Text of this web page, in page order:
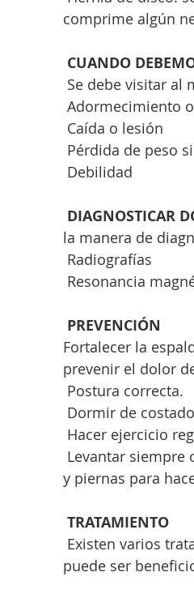
comprime algún
CUANDO
Se debe visitar al
Adormecimiento
Caída o lesión
Pérdida de peso
Debilidad
DIAGNOSTICAR
la manera de
Radiografías
Resonancia
PREVENCIÓN
Fortalecer la
prevenir el dolor
Postura correcta.
Dormir de
Hacer ejercicio
y piernas para
TRATAMIENTO
puede ser